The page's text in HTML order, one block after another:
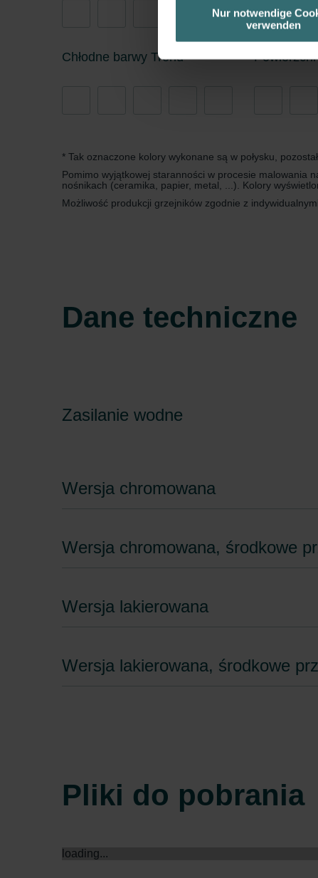
unserer Website verwenden,
basierend auf Ihren
Datenschutzerklärung
Zehnder Group France:
Zehnder Group Ibérica SAU:
Zehnder Group Italia S.r.l.:
Zehnder Group İç Mekan
Nur notwendige
verwenden
Chłodne barwy Trend
* Tak oznaczone kolory wykonane są w połysku,
Pomimo wyjątkowej staranności w procesie malowania
nośnikach (ceramika, papier, metal, ...). Kolory
Możliwość produkcji grzejników zgodnie z
Dane techniczne
Zasilanie wodne
Wersja chromowana
Wersja chromowana, środkowe
Wersja lakierowana
Wersja lakierowana, środkowe
Pliki do pobrania
loading...